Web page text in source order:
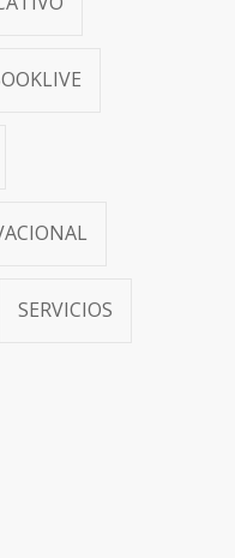
SERVICIOS